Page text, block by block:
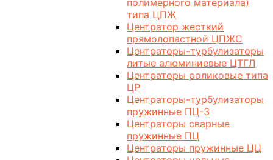
полимерного материала)
типа ЦПЖ
Центратор жесткий
прямолопастной ЦПЖС
Центраторы-турбулизаторы
литые алюминиевые ЦТГЛ
Центраторы роликовые типа
ЦР
Центраторы-турбулизаторы
пружинные ПЦ-3
Центраторы сварные
пружинные ПЦ
Центраторы пружинные ЦЦ